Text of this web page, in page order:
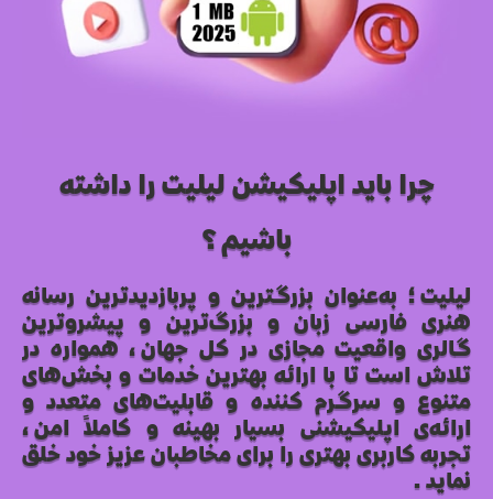
چرا باید اپلیکیشن لیلیت را داشته
باشیم؟
لیلیت؛ به‌عنوان بزرگترین و پربازدیدترین رسانه
هنری فارسی زبان و بزرگ‌ترین و پیشروترین
گالری واقعیت مجازی در کل جهان، همواره در
تلاش است تا با ارائه بهترین خدمات و بخش‌های
متنوع و سرگرم کننده و قابلیت‌های متعدد و
ارائه‌ی اپلیکیشنی بسیار بهینه و کاملاً امن،
تجربه کاربری بهتری را برای مخاطبان عزیز خود خلق
نماید.